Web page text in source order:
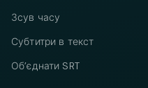
Зсув часу
Субтитри в текст
Об’єднати SRT